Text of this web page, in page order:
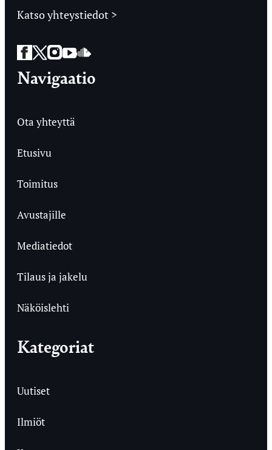
Katso yhteystiedot >
Facebook
Twitter
Instagram
YouTube
SoundCloud
Navigaatio
Ota yhteyttä
Etusivu
Toimitus
Avustajille
Mediatiedot
Tilaus ja jakelu
Näköislehti
Kategoriat
Uutiset
Ilmiöt